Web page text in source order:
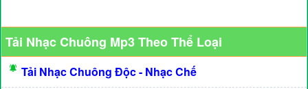
Tải Nhạc Chuông Mp3 Theo Thể Loại
Tải Nhạc Chuông Độc - Nhạc Chế